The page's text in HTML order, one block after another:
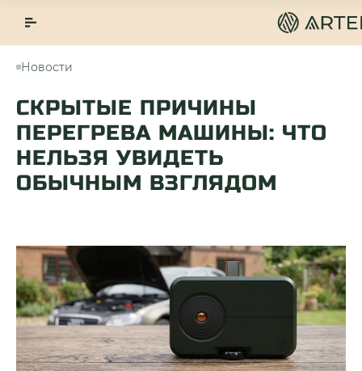
Новости
СКРЫТЫЕ ПРИЧИНЫ
ПЕРЕГРЕВА МАШИНЫ: ЧТО
НЕЛЬЗЯ УВИДЕТЬ
ОБЫЧНЫМ ВЗГЛЯДОМ